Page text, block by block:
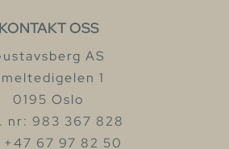
KONTAKT OSS
AS
1
0195 Oslo
nr: 983 367 828
+47 67 97 82 50